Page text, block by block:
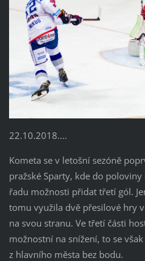
22.10.2018....
Kometa se v letošní sezóně
pražské Sparty, kde do
řadu možnosti přidat třetí gól.
tomu využila dvě přesilové hry
na svou stranu. Ve třetí části
možnostní na snížení, to se
z hlavního města bez bodu.